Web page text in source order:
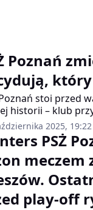
Poznań
stoi przed
historii – klub
nowego
właśnie osiem
agencja
inspiracji
własne
2025, 19:22
PSŻ
meczem
play-off